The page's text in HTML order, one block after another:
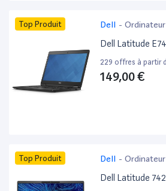
Top Produit Dell -
Dell Latitude
229 offres à partir
149,00 €
Top Produit Dell -
Dell Latitude